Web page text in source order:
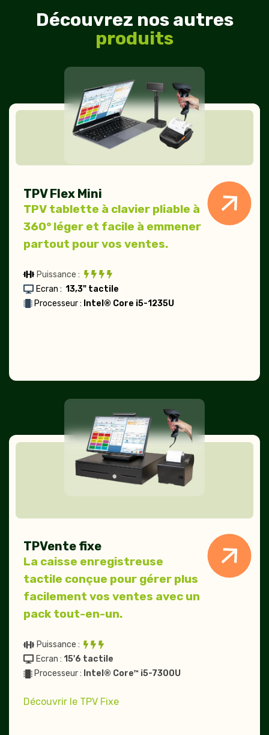
Découvrez nos autres
produits
TPV Flex Mini
TPV tablette à clavier pliable à
360° léger et facile à emmener
partout pour vos ventes.
Puissance :
Ecran : 13,3" tactile
Processeur : Intel® Core i5-1235U
TPV
TPVente fixe
La caisse enregistreuse
tactile conçue pour gérer plus
facilement vos ventes avec un
pack tout-en-un.
Puissance :
Ecran : 15'6 tactile
Processeur : Intel® Core™ i5-7300U
Découvrir le TPV Fixe
TPVente